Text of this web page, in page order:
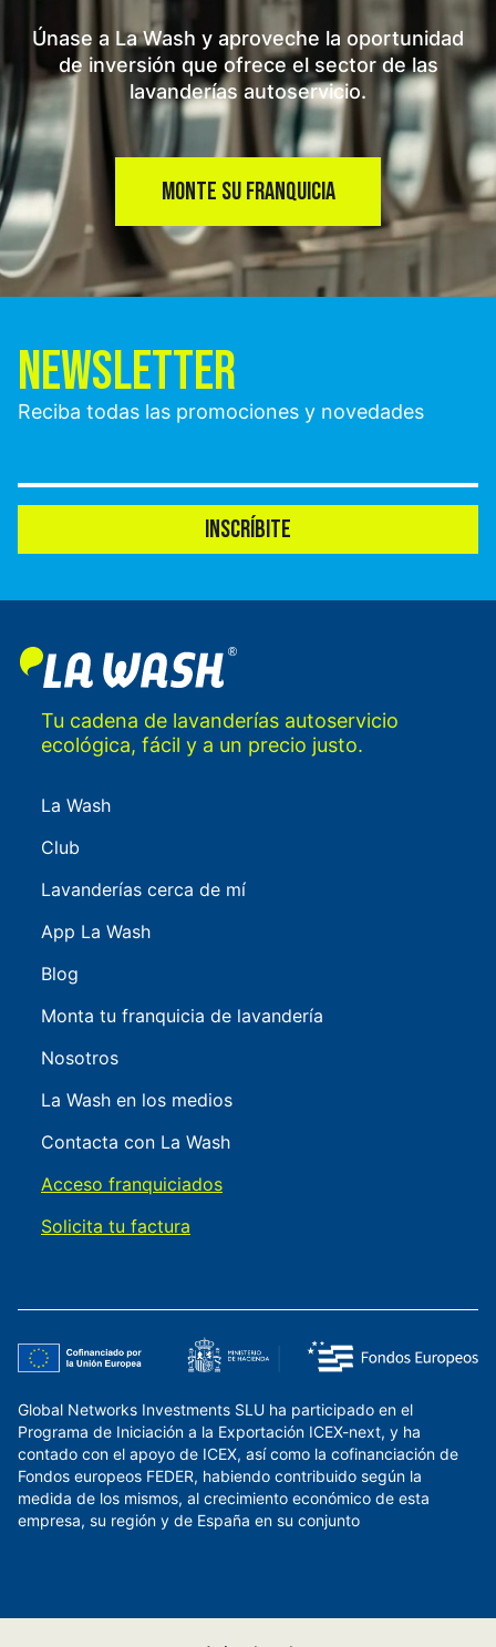
Únase a La Wash y aproveche la oportunidad
de inversión que ofrece el sector de las
lavanderías autoservicio.
MONTE SU FRANQUICIA
NEWSLETTER
Reciba todas las promociones y novedades
INSCRÍBITE
Tu cadena de lavanderías autoservicio
ecológica, fácil y a un precio justo.
La Wash
Club
Lavanderías cerca de mí
App La Wash
Blog
Monta tu franquicia de lavandería
Nosotros
La Wash en los medios
Contacta con La Wash
Acceso franquiciados
Solicita tu factura
Global Networks Investments SLU ha participado en el
Programa de Iniciación a la Exportación ICEX-next, y ha
contado con el apoyo de ICEX, así como la cofinanciación de
Fondos europeos FEDER, habiendo contribuido según la
medida de los mismos, al crecimiento económico de esta
empresa, su región y de España en su conjunto